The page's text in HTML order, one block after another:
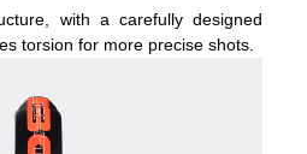
with a carefully designed
torsion for more precise shots.